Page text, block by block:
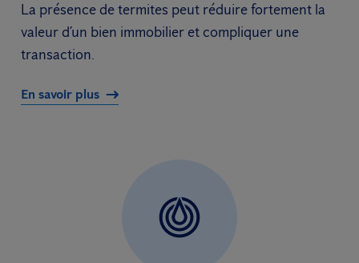
La présence de termites peut réduire fortement la
valeur d’un bien immobilier et compliquer une
transaction.
En savoir plus